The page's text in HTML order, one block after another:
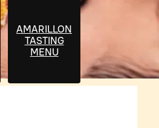
AMARILLON
TASTING
MENU